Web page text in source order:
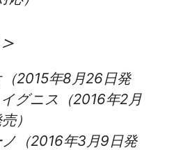
（2015年8月26日発
グニス（2016年2月
）
（2016年3月9日発